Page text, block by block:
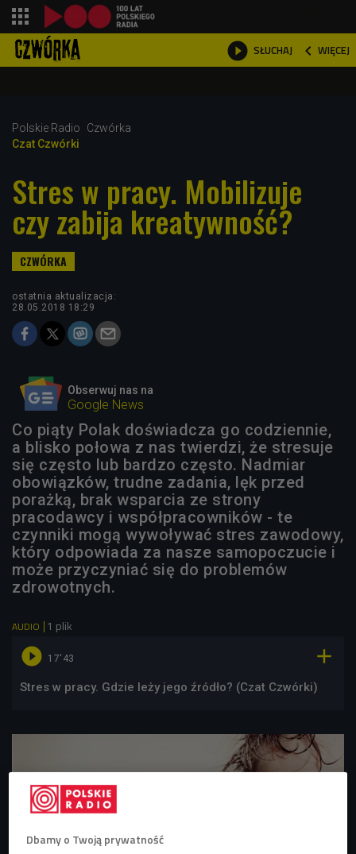
 SŁUCHAJ  WIĘCEJ

Polskie Radio
Czwórka
Czat Czwórki
Stres w pracy. Mobilizuje
czy zabija kreatywność?
ostatnia aktualizacja:
28.05.2018 18:29
Obserwuj nas na
Google News
Co piąty Polak doświadcza go codziennie,
a blisko połowa z nas twierdzi, że stresuje
się często lub bardzo często. Nadmiar
obowiązków, trudne zadania, lęk przed
porażką, brak wsparcia ze strony
pracodawcy i współpracowników - te
czynniki mogą wywoływać stres zawodowy,
który odpowiada za nasze samopoczucie i
może przyczyniać się do problemów
zdrowotnych.
AUDIO 1 plik
 17'43 
Stres w pracy. Gdzie leży jego źródło? (Czat Czwórki)
Dbamy o Twoją prywatność